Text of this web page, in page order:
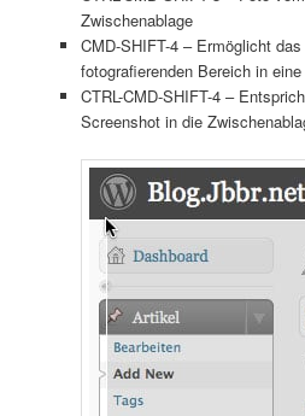
Zwischenablage
CMD-SHIFT-4 – Ermöglicht
fotografierenden Bereich in
CTRL-CMD-SHIFT-4 –
Screenshot in die